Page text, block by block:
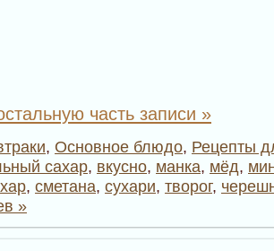
часть записи »
, Основное блюдо, Рецепты
сахар, вкусно, манка, мёд,
, сметана, сухари, творог,
»